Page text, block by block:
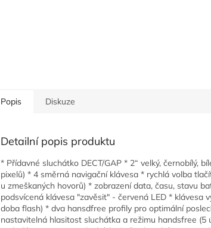
Popis Diskuze
Detailní popis produktu
* Přídavné sluchátko DECT/GAP * 2“ velký, černobílý,
pixelů) * 4 směrná navigační klávesa * rychlá volba
u zmeškaných hovorů) * zobrazení data, času, stavu
podsvícená klávesa "zavěsit" - červená LED * klávesa
doba flash) * dva hansdfree profily pro optimální
nastavitelná hlasitost sluchátka a režimu handsfree (5